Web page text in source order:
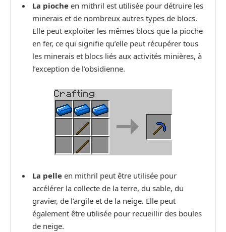
La pioche en mithril est utilisée pour détruire les
minerais et de nombreux autres types de blocs.
Elle peut exploiter les mêmes blocs que la pioche
en fer, ce qui signifie qu’elle peut récupérer tous
les minerais et blocs liés aux activités minières, à
l’exception de l’obsidienne.
La pelle en mithril peut être utilisée pour
accélérer la collecte de la terre, du sable, du
gravier, de l’argile et de la neige. Elle peut
également être utilisée pour recueillir des boules
de neige.